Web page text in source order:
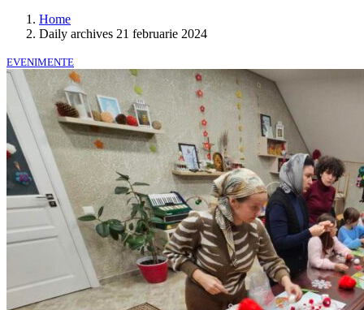
Home
Daily archives 21 februarie 2024
EVENIMENTE